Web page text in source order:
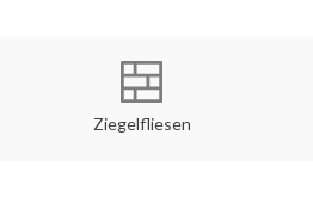
Ziegelfliesen